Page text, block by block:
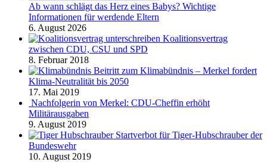
Ab wann schlägt das Herz eines Babys? Wichtige
Informationen für werdende Eltern
6. August 2026
Koalitionsvertrag
zwischen CDU, CSU und SPD
8. Februar 2018
Beitritt zum Klimabündnis – Merkel fordert
Klima-Neutralität bis 2050
17. Mai 2019
Nachfolgerin von Merkel: CDU-Cheffin erhöht
Militärausgaben
9. August 2019
Startverbot für Tiger-Hubschrauber der
Bundeswehr
10. August 2019